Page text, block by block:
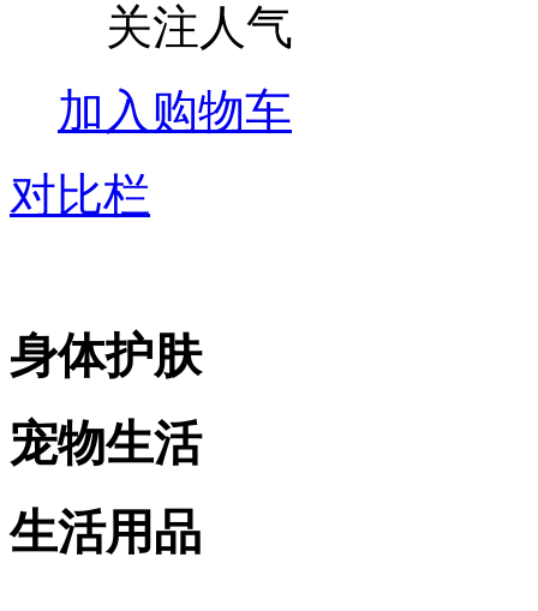
关注人气
加入购物车
对比栏
身体护肤
宠物生活
生活用品